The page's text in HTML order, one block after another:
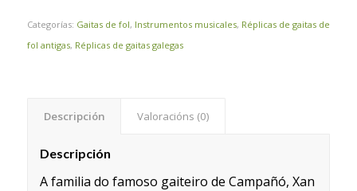
Categorías: Gaitas de fol, Instrumentos musicales, Réplicas de gaitas de
fol antigas, Réplicas de gaitas galegas
Descripción Valoracións (0)
Descripción
A familia do famoso gaiteiro de Campañó, Xan